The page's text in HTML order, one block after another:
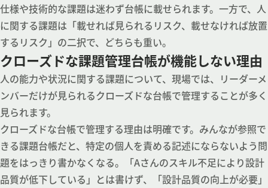
仕様や技術的な課題は迷わず台帳に載せられます。一方で、人
に関する課題は「載せれば見られるリスク、載せなければ放置
するリスク」の二択で、どちらも重い。
クローズドな課題管理台帳が機能しない理由
人の能力や状況に関する課題について、現場では、リーダーメ
ンバーだけが見られるクローズドな台帳で管理することが多く
見られます。
クローズドな台帳で管理する理由は明確です。みんなが参照で
きる課題台帳だと、特定の個人を責める記述にならないよう問
題をはっきり書かなくなる。「Aさんのスキル不足により設計
品質が低下している」とは書けず、「設計品質の向上が必要」